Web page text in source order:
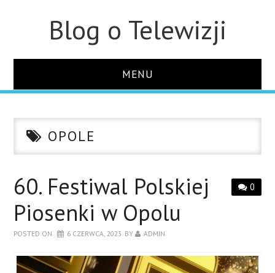
Blog o Telewizji
MENU
O STRONIEOPOLE
0
60. Festiwal Polskiej
Piosenki w Opolu
POSTED ON 6 CZERWCA, 2023 BY ADMIN